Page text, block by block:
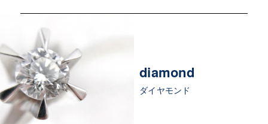
diamond
ダイヤモンド